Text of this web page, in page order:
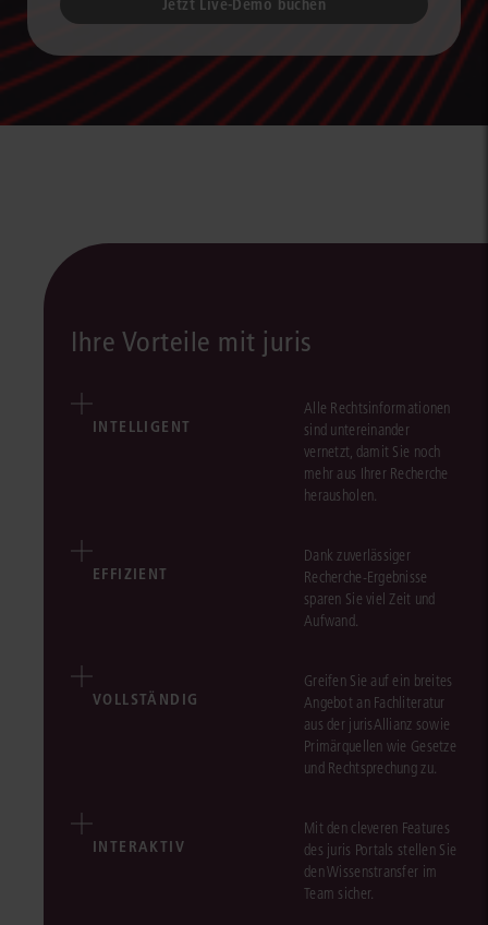
Jetzt Live-Demo buchen
Ihre Vorteile mit juris
INTELLIGENT
Alle Rechtsinformationen
sind untereinander
vernetzt, damit Sie noch
mehr aus Ihrer Recherche
herausholen.
EFFIZIENT
Dank zuverlässiger
Recherche-Ergebnisse
sparen Sie viel Zeit und
Aufwand.
VOLLSTÄNDIG
Greifen Sie auf ein breites
Angebot an Fachliteratur
aus der jurisAllianz sowie
Primärquellen wie Gesetze
und Rechtsprechung zu.
INTERAKTIV
Mit den cleveren Features
des juris Portals stellen Sie
den Wissenstransfer im
Team sicher.